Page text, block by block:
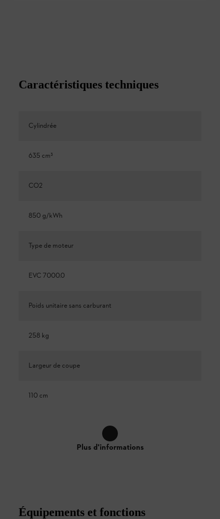
Caractéristiques techniques
Cylindrée
635 cm³
CO2
850 g/kWh
Type de moteur
EVC 7000.0
Poids unitaire sans carburant
258 kg
Largeur de coupe
110 cm
Plus d'informations
Équipements et fonctions